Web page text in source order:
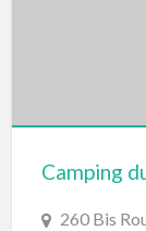
Camping
260 Bis